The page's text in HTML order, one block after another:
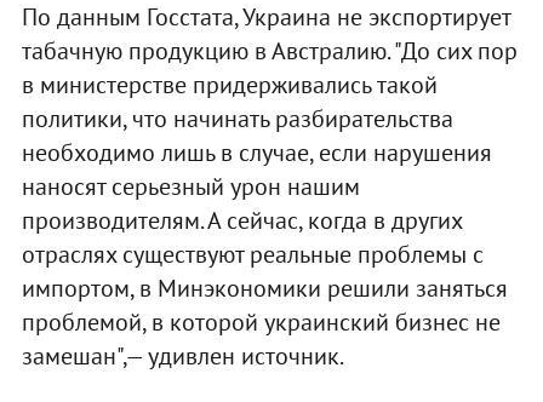
По данным Госстата, Украина не экспортирует
табачную продукцию в Австралию. "До сих пор
в министерстве придерживались такой
политики, что начинать разбирательства
необходимо лишь в случае, если нарушения
наносят серьезный урон нашим
производителям. А сейчас, когда в других
отраслях существуют реальные проблемы с
импортом, в Минэкономики решили заняться
проблемой, в которой украинский бизнес не
замешан",— удивлен источник.